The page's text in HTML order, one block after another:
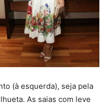
(à esquerda), seja pela
As saias com leve